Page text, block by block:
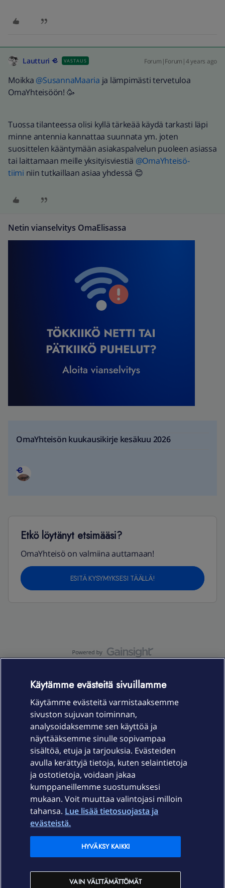
Lautturi VASTAUS Forum|Forum|4 years ago
Moikka @SusannaMaaria ja lämpimästi tervetuloa
OmaYhteisöön! 🥳
Tuossa tilanteessa olisi kyllä tärkeää käydä tarkasti läpi
minne antennia kannattaa suunnata ym. joten
suosittelen kääntymään asiakaspalvelun puoleen asiassa
tai laittamaan meille yksityisviestiä @OmaYhteisö-
tiimi niin tutkaillaan asiaa yhdessä 😊
Netin vianselvitys OmaElisassa
OmaYhteisön kuukausikirje kesäkuu 2026
Etkö löytänyt etsimääsi?
OmaYhteisö on valmiina auttamaan!
ESITÄ KYSYMYKSESI TÄÄLLÄ!
Laitteet & liittymät
Palvelut
Ajankohtaista
Elisa Oyj
In English
Käytämme evästeitä sivuillamme
Käytämme evästeitä varmistaaksemme
sivuston sujuvan toiminnan,
analysoidaksemme sen käyttöä ja
näyttääksemme sinulle sopivampaa
sisältöä, etuja ja tarjouksia. Evästeiden
avulla kerättyjä tietoja, kuten selaintietoja
ja ostotietoja, voidaan jakaa
kumppaneillemme suostumuksesi
mukaan. Voit muuttaa valintojasi milloin
tahansa. Lue lisää tietosuojasta ja
evästeistä.
VAIN VÄLTTÄMÄTTÖMÄT
HYVÄKSY KAIKKI